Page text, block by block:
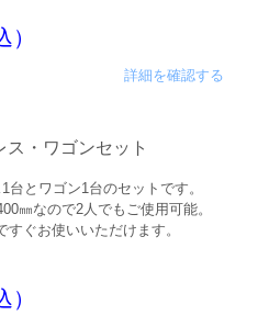
詳細を確認する
ス・ワゴンセット
台とワゴン1台のセットです。
㎜なので2人でもご使用可能。
ぐお使いいただけます。